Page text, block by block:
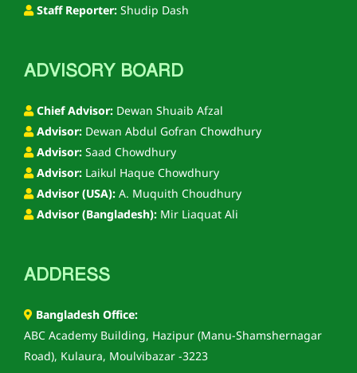
Staff Reporter: Shudip Dash
ADVISORY BOARD
Chief Advisor: Dewan Shuaib Afzal
Advisor: Dewan Abdul Gofran Chowdhury
Advisor: Saad Chowdhury
Advisor: Laikul Haque Chowdhury
Advisor (USA): A. Muquith Choudhury
Advisor (Bangladesh): Mir Liaquat Ali
ADDRESS
Bangladesh Office:
ABC Academy Building, Hazipur (Manu-Shamshernagar
Road), Kulaura, Moulvibazar -3223